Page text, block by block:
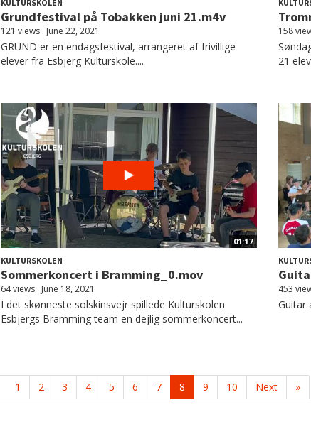
KULTURSKOLEN
Grundfestival på Tobakken juni 21.m4v
121 views June 22, 2021
GRUND er en endagsfestival, arrangeret af frivillige
elever fra Esbjerg Kulturskole....
158
21
01:17
KULTURSKOLEN
Sommerkoncert i Bramming_0.mov
64 views June 18, 2021
I det skønneste solskinsvejr spillede Kulturskolen
Esbjergs Bramming team en dejlig sommerkoncert...
453
Guitar
1 2 3 4 5 6 7 8 9 10 Next »